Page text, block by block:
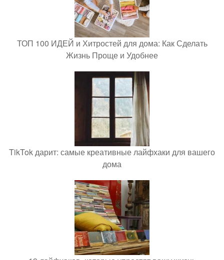
ТОП 100 ИДЕЙ и Хитростей для дома: Как Сделать
Жизнь Проще и Удобнее
TikTok дарит: самые креативные лайфхаки для вашего
дома